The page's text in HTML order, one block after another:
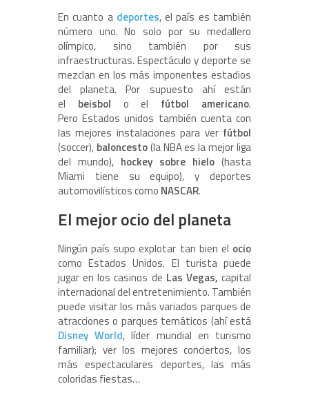
En cuanto a deportes, el país es también
número uno. No solo por su medallero
olímpico, sino también por sus
infraestructuras. Espectáculo y deporte se
mezclan en los más imponentes estadios
del planeta. Por supuesto ahí están
el beisbol o el fútbol americano.
Pero Estados unidos también cuenta con
las mejores instalaciones para ver fútbol
(soccer), baloncesto(la NBA es la mejor liga
del mundo), hockey sobre hielo (hasta
Miami tiene su equipo), y deportes
automovilísticos como NASCAR.
El mejor ocio del planeta
Ningún país supo explotar tan bien el ocio
como Estados Unidos. El turista puede
jugar en los casinos de Las Vegas,capital
internacional del entretenimiento. También
puede visitar los más variados parques de
atracciones o parques temáticos (ahí está
Disney World, líder mundial en turismo
familiar); ver los mejores conciertos, los
más espectaculares deportes, las más
coloridas fiestas…